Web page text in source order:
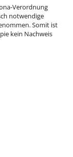
Verordnung
notwendige
Somit ist
kein Nachweis